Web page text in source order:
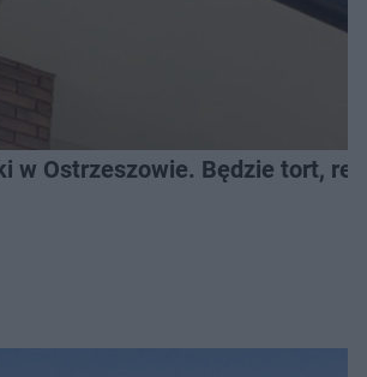
w Ostrzeszowie. Będzie tort,